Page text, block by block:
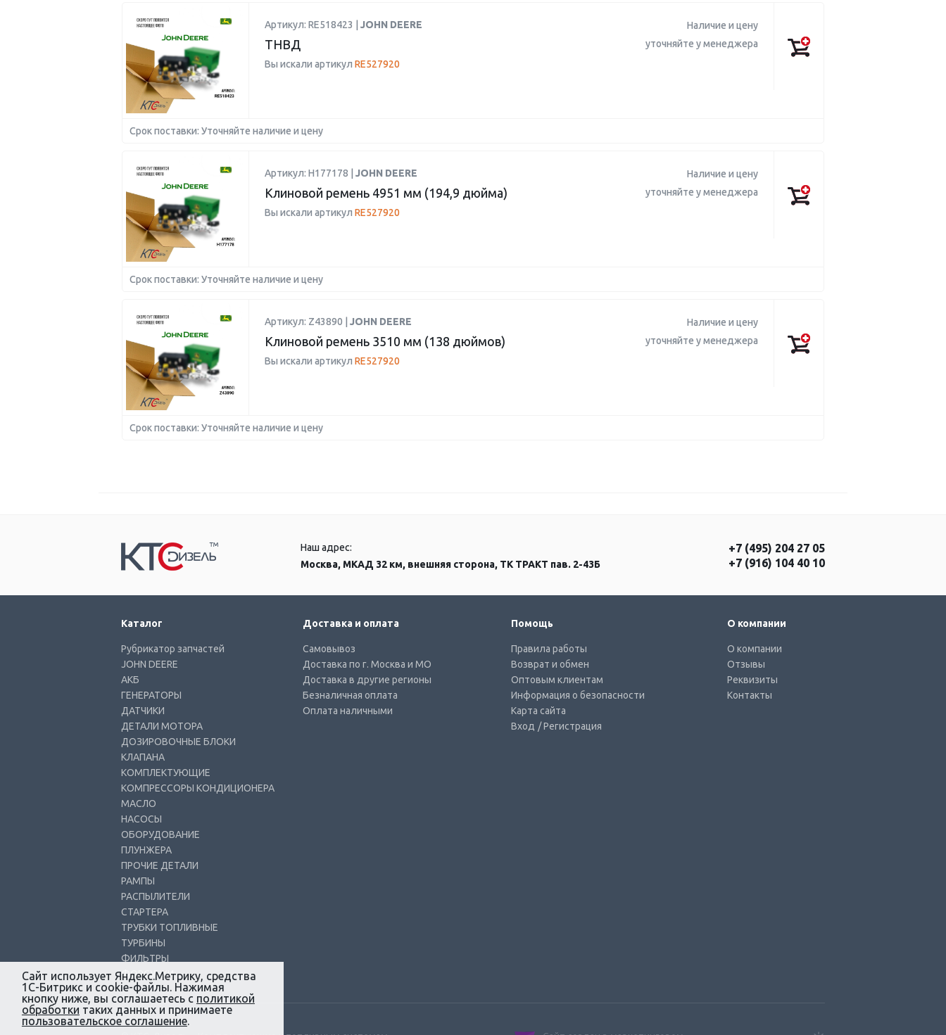
Артикул: RE518423 | JOHN DEERE
ТНВД
Вы искали артикул RE527920
Наличие и цену
уточняйте у менеджера
Срок поставки: Уточняйте наличие и цену
Артикул: H177178 | JOHN DEERE
Клиновой ремень 4951 мм (194,9 дюйма)
Вы искали артикул RE527920
Наличие и цену
уточняйте у менеджера
Срок поставки: Уточняйте наличие и цену
Артикул: Z43890 | JOHN DEERE
Клиновой ремень 3510 мм (138 дюймов)
Вы искали артикул RE527920
Наличие и цену
уточняйте у менеджера
Срок поставки: Уточняйте наличие и цену
Наш адрес:
Москва, МКАД 32 км, внешняя сторона, ТК ТРАКТ пав. 2-43Б
+7 (495) 204 27 05
+7 (916) 104 40 10
Каталог
Рубрикатор запчастей
JOHN DEERE
АКБ
ГЕНЕРАТОРЫ
ДАТЧИКИ
ДЕТАЛИ МОТОРА
ДОЗИРОВОЧНЫЕ БЛОКИ
КЛАПАНА
КОМПЛЕКТУЮЩИЕ
КОМПРЕССОРЫ КОНДИЦИОНЕРА
МАСЛО
НАСОСЫ
ОБОРУДОВАНИЕ
ПЛУНЖЕРА
ПРОЧИЕ ДЕТАЛИ
РАМПЫ
РАСПЫЛИТЕЛИ
СТАРТЕРА
ТРУБКИ ТОПЛИВНЫЕ
ТУРБИНЫ
ФИЛЬТРЫ
ФОРСУНКИ
Доставка и оплата
Самовывоз
Доставка по г. Москва и МО
Доставка в другие регионы
Безналичная оплата
Оплата наличными
Помощь
Правила работы
Возврат и обмен
Оптовым клиентам
Информация о безопасности
Карта сайта
Вход / Регистрация
О компании
О компании
Отзывы
Реквизиты
Контакты
Сайт использует Яндекс.Метрику, средства
1С-Битрикс и cookie-файлы. Нажимая
кнопку ниже, вы соглашаетесь с политикой
обработки таких данных и принимаете
пользовательское соглашение.